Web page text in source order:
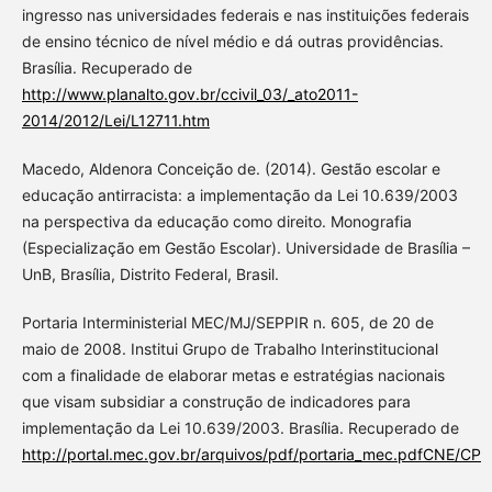
ingresso nas universidades federais e nas instituições federais
de ensino técnico de nível médio e dá outras providências.
Brasília. Recuperado de
http://www.planalto.gov.br/ccivil_03/_ato2011-
2014/2012/Lei/L12711.htm
Macedo, Aldenora Conceição de. (2014). Gestão escolar e
educação antirracista: a implementação da Lei 10.639/2003
na perspectiva da educação como direito. Monografia
(Especialização em Gestão Escolar). Universidade de Brasília –
UnB, Brasília, Distrito Federal, Brasil.
Portaria Interministerial MEC/MJ/SEPPIR n. 605, de 20 de
maio de 2008. Institui Grupo de Trabalho Interinstitucional
com a finalidade de elaborar metas e estratégias nacionais
que visam subsidiar a construção de indicadores para
implementação da Lei 10.639/2003. Brasília. Recuperado de
http://portal.mec.gov.br/arquivos/pdf/portaria_mec.pdfCNE/CP